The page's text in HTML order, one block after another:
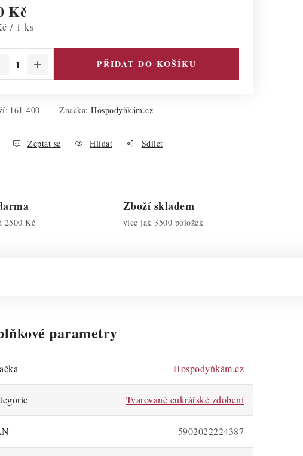
Kč
cena:
/ 1 ks
PŘIDAT DO KOŠÍKU
161-400 Značka: Hospodyňkám.cz
Zeptat se Hlídat Sdílet
2500 Kč
Zboží skladem
více jak 3500 položek
parametry
Hospodyňkám.cz
Tvarované cukrářské zdobení
5902022224387